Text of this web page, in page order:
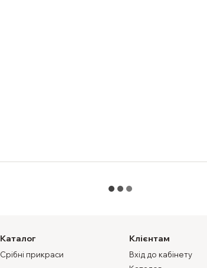
Каталог
Срібні прикраси
Клієнтам
Вхід до кабінету